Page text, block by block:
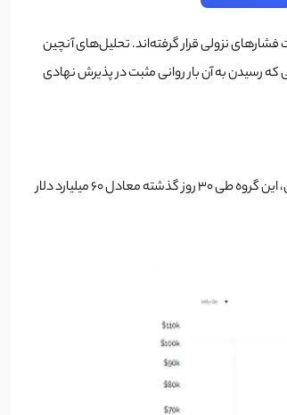
نزولی قرار گرفته‌اند. تحلیل‌های آنچین
را در دستیابی به نقطه عطف بیت کوین 100 هزار دلاری متوقف کرده‌اند؛ سطحی که رسیدن به آن بار روانی مثبت در پذیرش نهادی
یکی از دلایل اصلی مقاومت بیت‌کوین در عبور از سطح ۱۰۰ هزار دلار، برداشت سود سنگین توسط «دارندگان بلندمدت» (Long-Term Holders – LTHs) است. طبق داده‌های آنچین، این گروه طی ۳۰ روز گذشته معادل ۶۰ میلیارد دلار